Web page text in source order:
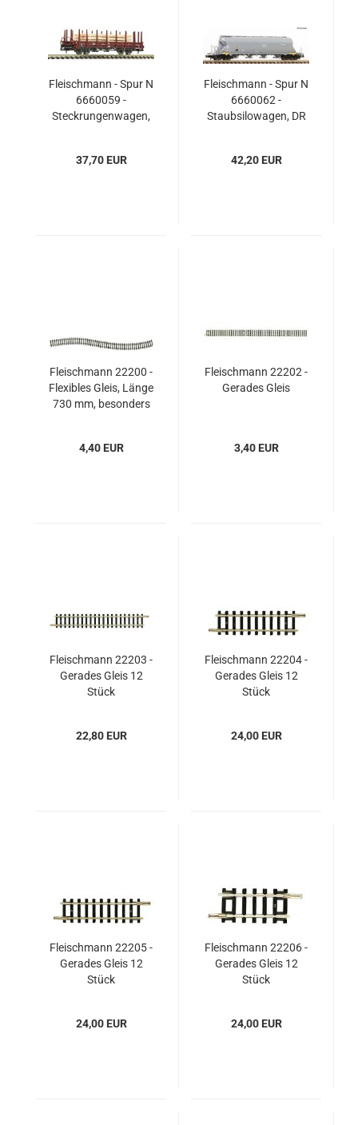
Fleischmann - Spur N
6660059 -
Steckrungenwagen,
37,70 EUR
Fleischmann - Spur N
6660062 -
Staubsilowagen, DR
42,20 EUR
Fleischmann 22200 -
Flexibles Gleis, Länge
730 mm, besonders
4,40 EUR
Fleischmann 22202 -
Gerades Gleis
3,40 EUR
Fleischmann 22203 -
Gerades Gleis 12
Stück
22,80 EUR
Fleischmann 22204 -
Gerades Gleis 12
Stück
24,00 EUR
Fleischmann 22205 -
Gerades Gleis 12
Stück
24,00 EUR
Fleischmann 22206 -
Gerades Gleis 12
Stück
24,00 EUR